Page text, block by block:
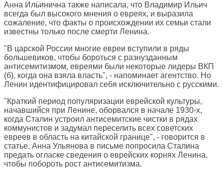
Анна Ильинична также написала, что Владимир Ильич
всегда был высокого мнения о евреях, и выразила
сожаление, что факты о происхождении их семьи стали
известны только после смерти Ленина.
"В царской России многие евреи вступили в ряды
большевиков, чтобы бороться с разнузданным
антисемитизмом, евреями были некоторые лидеры ВКП
(б), когда она взяла власть", - напоминает агентство. Но
Ленин идентифицировал себя исключительно с русскими.
"Краткий период популяризации еврейской культуры,
начавшийся при Ленине, оборвался в начале 1930-х,
когда Сталин устроил антисемитские чистки в рядах
коммунистов и задумал переселить всех советских
евреев в область на китайской границе", - говорится в
статье. Анна Ульянова в письме попросила Сталина
предать огласке сведения о еврейских корнях Ленина,
чтобы побороть рост антисемитизма.